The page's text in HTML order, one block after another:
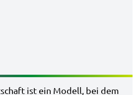
ist ein Modell, bei dem